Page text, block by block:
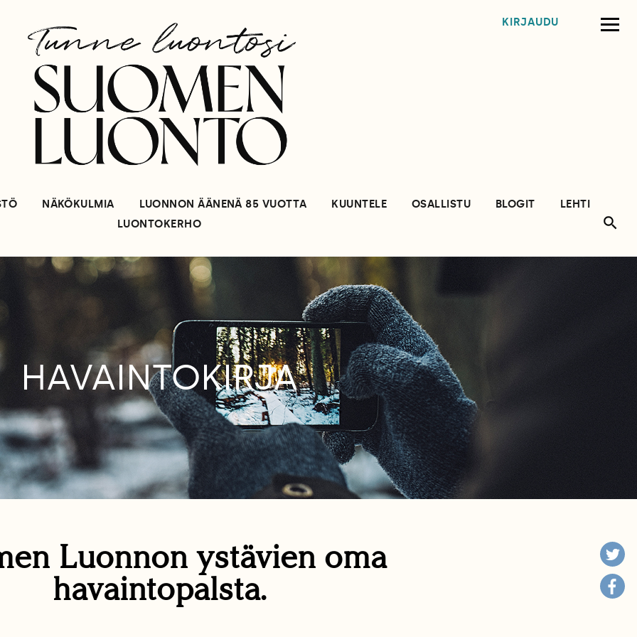
KIRJAUDU
NÄKÖKULMIA LUONNON ÄÄNENÄ 85 VUOTTA KUUNTELE OSALLISTU BLOGIT
LEHTI
LUONTOKERHO
HAVAINTOKIRJA
Luonnon ystävien oma
havaintopalsta.